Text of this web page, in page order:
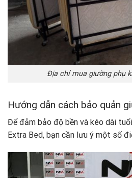
Địa chỉ mua giường phụ
Hướng dẫn cách bảo quản
Để đảm bảo độ bền và kéo dài
Extra Bed, bạn cần lưu ý một số